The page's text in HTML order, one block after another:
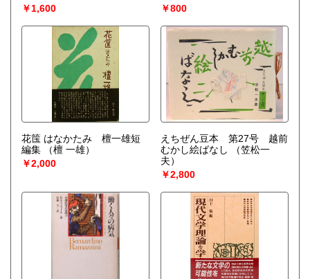
￥1,600
￥800
花筺 はなかたみ 檀一雄短
編集
（檀 一雄）
￥2,000
えちぜん豆本 第27号 越前
むかし絵ばなし
（笠松一
夫）
￥2,800